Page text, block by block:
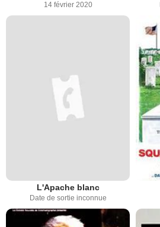
14 février 2020
L'Apache blanc
Date de sortie inconnue